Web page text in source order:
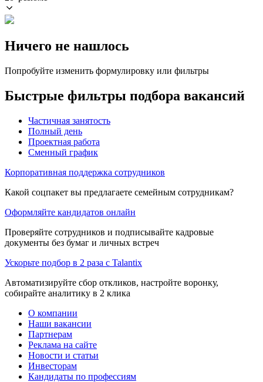
Ничего не нашлось
Попробуйте изменить формулировку или фильтры
Быстрые фильтры подбора вакансий
Частичная занятость
Полный день
Проектная работа
Сменный график
Корпоративная поддержка сотрудников
Какой соцпакет вы предлагаете семейным сотрудникам?
Оформляйте кандидатов онлайн
Проверяйте сотрудников и подписывайте кадровые
документы без бумаг и личных встреч
Ускорьте подбор в 2 раза с Talantix
Автоматизируйте сбор откликов, настройте воронку,
собирайте аналитику в 2 клика
О компании
Наши вакансии
Партнерам
Реклама на сайте
Новости и статьи
Инвесторам
Кандидаты по профессиям